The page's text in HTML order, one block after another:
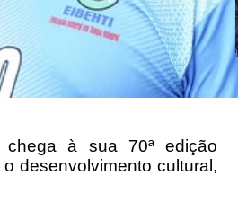
chega à sua 70ª edição
desenvolvimento cultural,